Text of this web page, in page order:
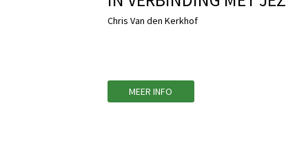
Chris Van den Kerkhof
MEER INFO